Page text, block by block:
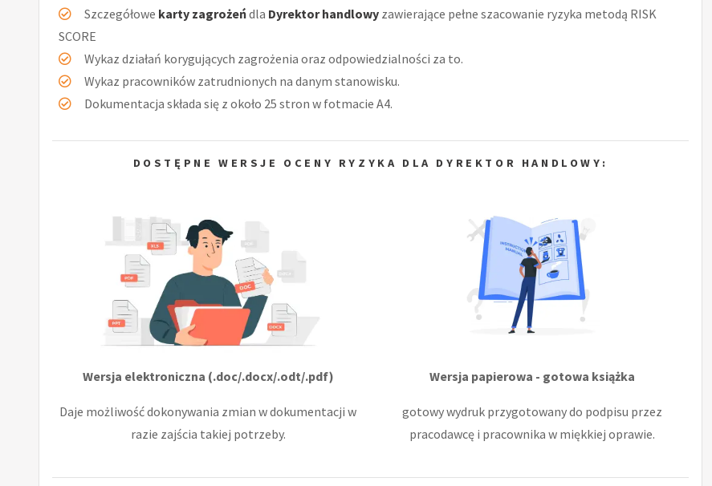
Szczegółowe karty zagrożeńdla Dyrektor handlowy zawierające pełne szacowanie ryzyka metodą RISK
SCORE
Wykaz działań korygujących zagrożenia oraz odpowiedzialności za to.
Wykaz pracowników zatrudnionych na danym stanowisku.
Dokumentacja składa się z około 25 stron w fotmacie A4.
DOSTĘPNE WERSJE OCENY RYZYKA DLA DYREKTOR HANDLOWY:
Wersja elektroniczna (.doc/.docx/.odt/.pdf)
Daje możliwość dokonywania zmian w dokumentacji w
razie zajścia takiej potrzeby.
Wersja papierowa - gotowa książka
gotowy wydruk przygotowany do podpisu przez
pracodawcę i pracownika w miękkiej oprawie.